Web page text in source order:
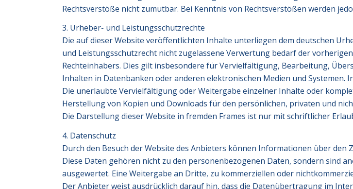
Rechtsverstöße nicht zumutbar. Bei Kenntnis von Rechtsverstößen werden
3. Urheber- und Leistungsschutzrechte
Die auf dieser Website veröffentlichten Inhalte unterliegen dem deutschen
und Leistungsschutzrecht nicht zugelassene Verwertung bedarf der
Rechteinhabers. Dies gilt insbesondere für Vervielfältigung, Bearbeitung,
Inhalten in Datenbanken oder anderen elektronischen Medien und Systemen.
Die unerlaubte Vervielfältigung oder Weitergabe einzelner Inhalte oder
Herstellung von Kopien und Downloads für den persönlichen, privaten und
Die Darstellung dieser Website in fremden Frames ist nur mit schriftlicher
4. Datenschutz
Durch den Besuch der Website des Anbieters können Informationen über
Diese Daten gehören nicht zu den personenbezogenen Daten, sondern sind
ausgewertet. Eine Weitergabe an Dritte, zu kommerziellen oder
Der Anbieter weist ausdrücklich darauf hin, dass die Datenübertragung im